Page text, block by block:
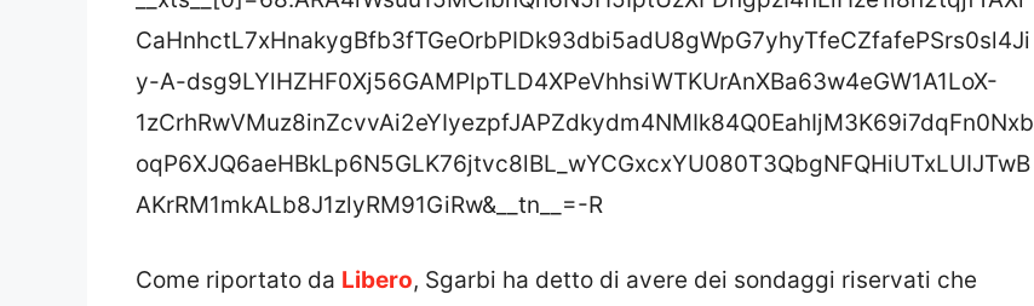
CaHnhctL7xHnakygBfb3fTGeOrbPIDk93dbi5adU8gWpG7yhyTfeCZfafePSrs0sl4Ji
y-A-dsg9LYlHZHF0Xj56GAMPlpTLD4XPeVhhsiWTKUrAnXBa63w4eGW1A1LoX-
1zCrhRwVMuz8inZcvvAi2eYIyezpfJAPZdkydm4NMIk84Q0EahIjM3K69i7dqFn0Nxb
oqP6XJQ6aeHBkLp6N5GLK76jtvc8lBL_wYCGxcxYU080T3QbgNFQHiUTxLUIJTwB
AKrRM1mkALb8J1zlyRM91GiRw&__tn__=-R
Come riportato da Libero, Sgarbi ha detto di avere dei sondaggi riservati che